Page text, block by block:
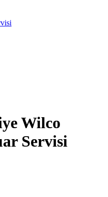
Wilco
Servisi